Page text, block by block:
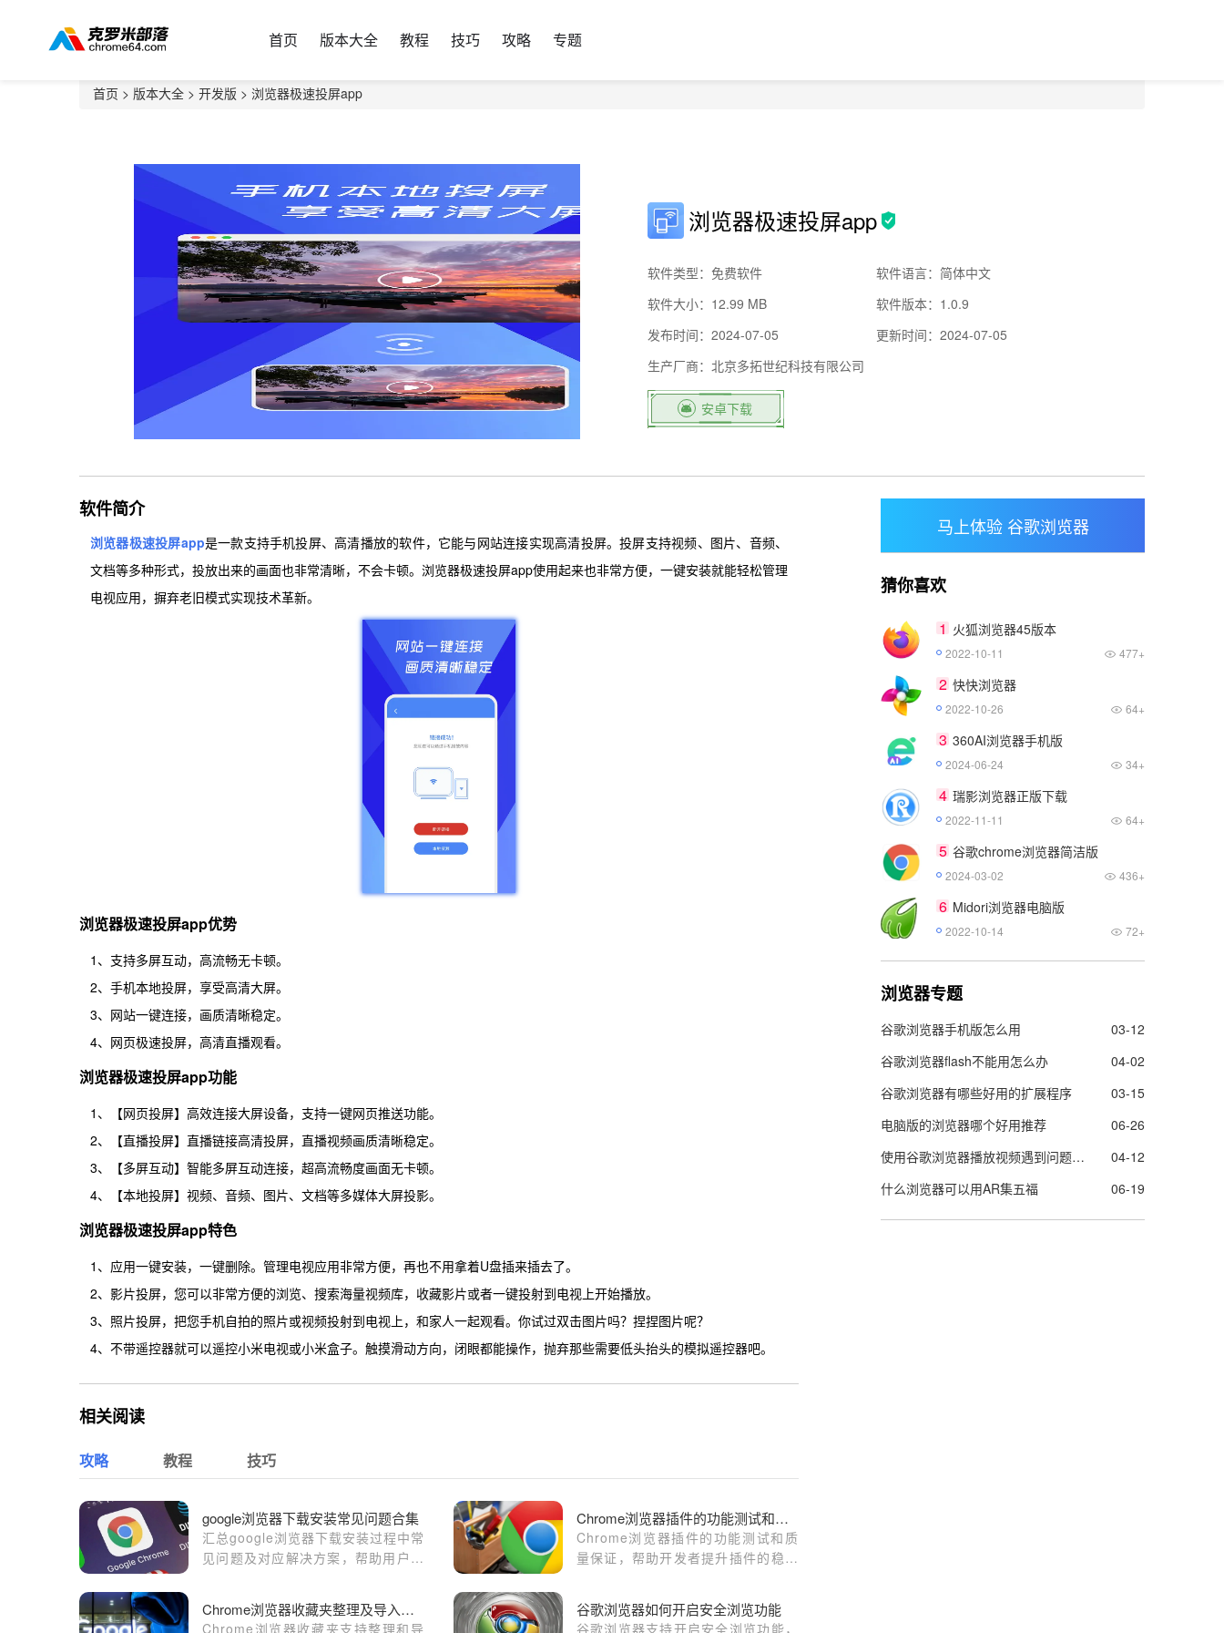
首页 版本大全 教程 技巧 攻略 专题
首页 > 版本大全 > 开发版 > 浏览器极速投屏app
浏览器极速投屏app
软件类型：免费软件
软件语言：简体中文
软件大小：12.99 MB
软件版本：1.0.9
发布时间：2024-07-05
更新时间：2024-07-05
生产厂商：北京多拓世纪科技有限公司
安卓下载
软件简介
浏览器极速投屏app是一款支持手机投屏、高清播放的软件，它能与网站连接实现高清投屏。投屏支持视频、图片、音频、
文档等多种形式，投放出来的画面也非常清晰，不会卡顿。浏览器极速投屏app使用起来也非常方便，一键安装就能轻松管理
电视应用，摒弃老旧模式实现技术革新。
浏览器极速投屏app优势
1、支持多屏互动，高流畅无卡顿。
2、手机本地投屏，享受高清大屏。
3、网站一键连接，画质清晰稳定。
4、网页极速投屏，高清直播观看。
浏览器极速投屏app功能
1、【网页投屏】高效连接大屏设备，支持一键网页推送功能。
2、【直播投屏】直播链接高清投屏，直播视频画质清晰稳定。
3、【多屏互动】智能多屏互动连接，超高流畅度画面无卡顿。
4、【本地投屏】视频、音频、图片、文档等多媒体大屏投影。
浏览器极速投屏app特色
1、应用一键安装，一键删除。管理电视应用非常方便，再也不用拿着U盘插来插去了。
2、影片投屏，您可以非常方便的浏览、搜索海量视频库，收藏影片或者一键投射到电视上开始播放。
3、照片投屏，把您手机自拍的照片或视频投射到电视上，和家人一起观看。你试过双击图片吗？捏捏图片呢？
4、不带遥控器就可以遥控小米电视或小米盒子。触摸滑动方向，闭眼都能操作，抛弃那些需要低头抬头的模拟遥控器吧。
相关阅读
攻略 教程 技巧
google浏览器下载安装常见问题合集
汇总google浏览器下载安装过程中常
见问题及对应解决方案，帮助用户快
Chrome浏览器插件的功能测试和质量保证
Chrome浏览器插件的功能测试和质
量保证，帮助开发者提升插件的稳定
Chrome浏览器收藏夹整理及导入操作教程
Chrome浏览器收藏夹支持整理和导
谷歌浏览器如何开启安全浏览功能
谷歌浏览器支持开启安全浏览功能，
马上体验 谷歌浏览器
猜你喜欢
1 火狐浏览器45版本
2022-10-11 477+
2 快快浏览器
2022-10-26 64+
3 360AI浏览器手机版
2024-06-24 34+
4 瑞影浏览器正版下载
2022-11-11 64+
5 谷歌chrome浏览器简洁版
2024-03-02 436+
6 Midori浏览器电脑版
2022-10-14 72+
浏览器专题
谷歌浏览器手机版怎么用
03-12
谷歌浏览器flash不能用怎么办
04-02
谷歌浏览器有哪些好用的扩展程序
03-15
电脑版的浏览器哪个好用推荐
06-26
使用谷歌浏览器播放视频遇到问题怎么办
04-12
什么浏览器可以用AR集五福
06-19